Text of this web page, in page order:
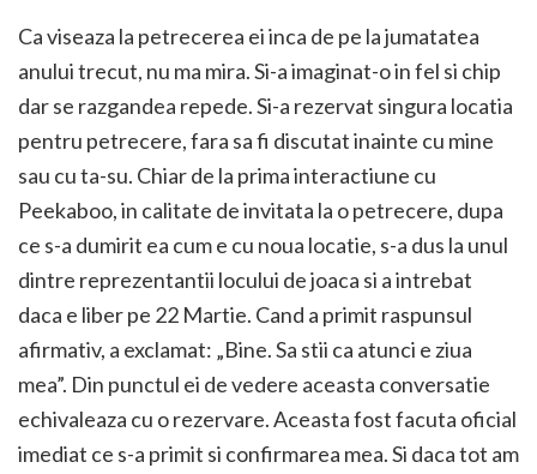
Ca viseaza la petrecerea ei inca de pe la jumatatea
anului trecut, nu ma mira. Si-a imaginat-o in fel si chip
dar se razgandea repede. Si-a rezervat singura locatia
pentru petrecere, fara sa fi discutat inainte cu mine
sau cu ta-su. Chiar de la prima interactiune cu
Peekaboo, in calitate de invitata la o petrecere, dupa
ce s-a dumirit ea cum e cu noua locatie, s-a dus la unul
dintre reprezentantii locului de joaca si a intrebat
daca e liber pe 22 Martie. Cand a primit raspunsul
afirmativ, a exclamat: „Bine. Sa stii ca atunci e ziua
mea”. Din punctul ei de vedere aceasta conversatie
echivaleaza cu o rezervare. Aceasta fost facuta oficial
imediat ce s-a primit si confirmarea mea. Si daca tot am